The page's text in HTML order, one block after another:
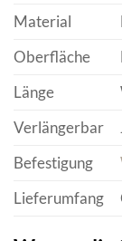
Material
Oberfläche
Länge
Verlängerbar
Befestigung
Lieferumfang